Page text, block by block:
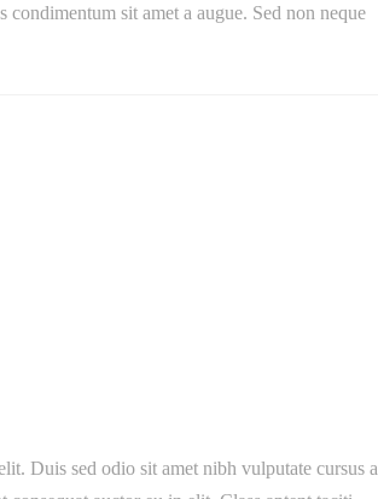
sit amet a augue. Sed non neque
Duis sed odio sit amet nibh vulputate cursus a